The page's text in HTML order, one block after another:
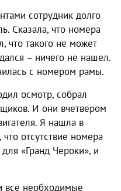
сотрудник долго
Сказала, что номера
что такого не может
– ничего не нашел.
с номером рамы.
осмотр, собрал
И они вчетвером
Я нашла в
отсутствие номера
«Гранд Чероки», и
все необходимые